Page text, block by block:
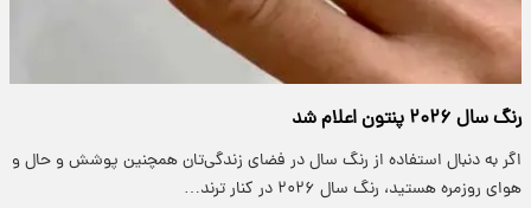
رنگ سال ۲۰۲۶ پنتون اعلام شد
اگر به دنبال استفاده از رنگ سال در فضای زندگی‌تان همچنین پوشش و حال‌ و
هوای روزمره هستید، رنگ سال ۲۰۲۶ در کنار ترند…